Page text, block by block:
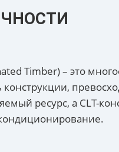
Timber) – это
ресурс, а CLT-